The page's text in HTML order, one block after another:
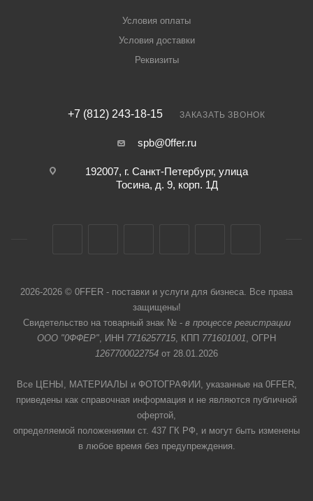
Условия оплаты
Условия доставки
Реквизиты
+7 (812) 243-18-15 ЗАКАЗАТЬ ЗВОНОК
spb@0ffer.ru
192007, г. Санкт-Петербург, улица
Тосина, д. 9, корп. 1Д
2026-2026 © 0FFER - поставки и услуги для бизнеса. Все права
защищены!
Свидетельство на товарный знак № - в процессе регистрации
ООО "0ФФЕР", ИНН 7716257715, КПП 771601001, ОГРН
1267700022754 от 28.01.2026
Все ЦЕНЫ, МАТЕРИАЛЫ и ФОТОГРАФИИ, указанные на 0FFER,
приведены как справочная информация и не являются публичной
офертой,
определяемой положениями ст. 437 ГК РФ, и могут быть изменены
в любое время без предупреждения.